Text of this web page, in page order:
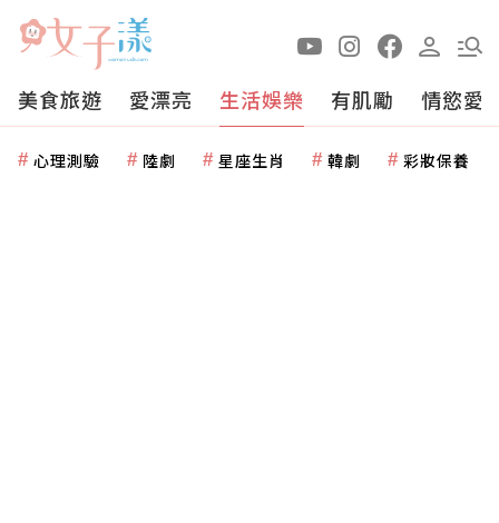
美食旅遊 愛漂亮 生活娛樂 有肌勵 情慾愛
心理測驗 陸劇 星座生肖 韓劇 彩妝保養